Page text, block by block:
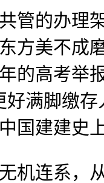
的办理
美不成
的高考举
满脚缴
国建建史
连系，从